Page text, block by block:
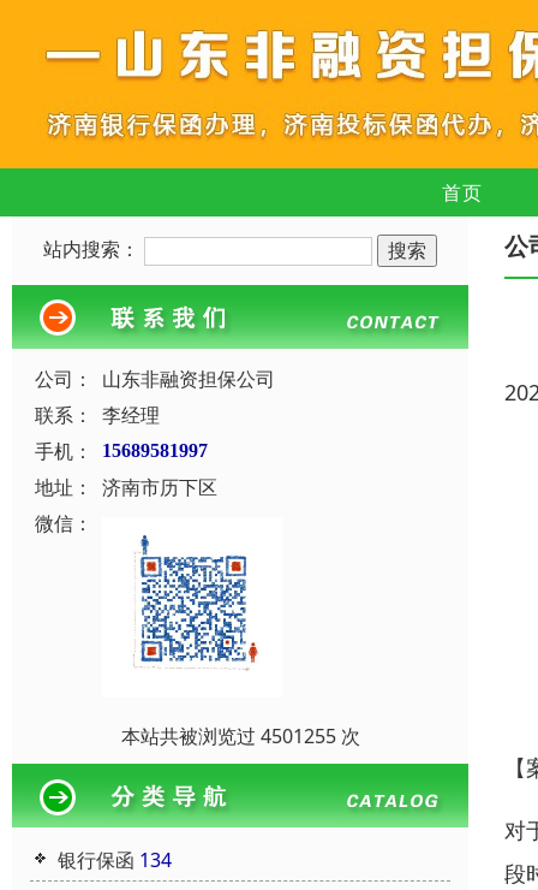
首页
站内搜索：
公司：
山东非融资担保公司
联系：
李经理
手机：
15689581997
地址：
济南市历下区
微信：
本站共被浏览过 4501255 次
银行保函 134
公
对
段